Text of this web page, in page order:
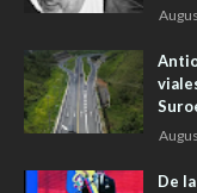
De